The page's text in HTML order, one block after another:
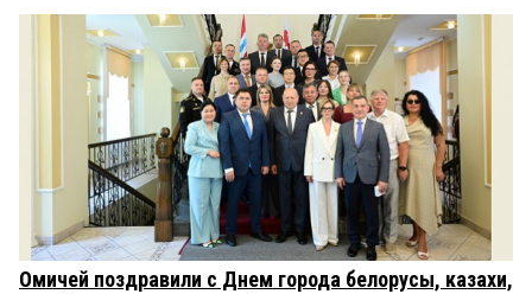
Омичей поздравили с Днем города белорусы, казахи,